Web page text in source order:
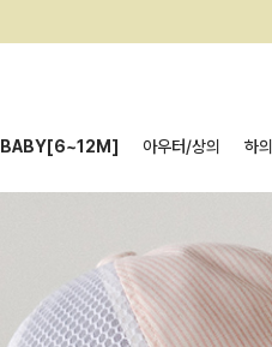
BABY[6~12M] 아우터/상의 하